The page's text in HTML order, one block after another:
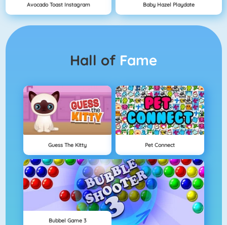
Avocado Toast Instagram Baby Hazel Playdate
Hall of Fame
Guess The Kitty Pet Connect
Bubbel Game 3